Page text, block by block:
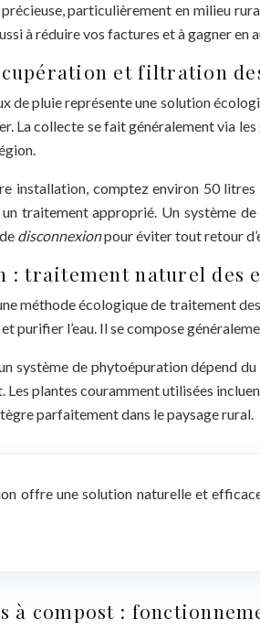
précieuse, particulièrement en milieu
à réduire vos factures et à gagner en
et filtration
de pluie représente une solution
La collecte se fait généralement via
installation, comptez environ 50
traitement approprié. Un système
disconnexionpour éviter tout retour
: traitement naturel des
méthode écologique de traitement
purifier l’eau. Il se compose
système de phytoépuration dépend
plantes couramment utilisées
parfaitement dans le paysage rural.
offre une solution naturelle et
à compost :